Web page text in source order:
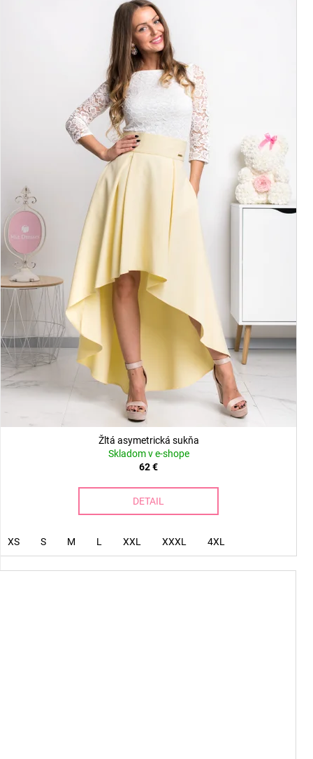
Žltá asymetrická sukňa
Skladom v e-shope
62 €
DETAIL
XS S M L XXL XXXL 4XL